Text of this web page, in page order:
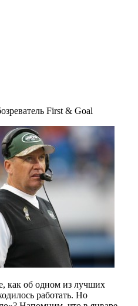
First & Goal
как об одном из лучших
работать. Но